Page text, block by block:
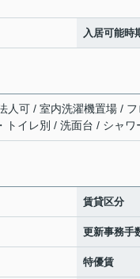
入居可能時
人可 / 室内洗濯機置場 /
トイレ別 / 洗面台 / シャ
賃貸区分
更新事務手
特優賃